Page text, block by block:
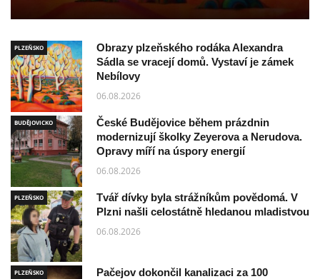
PLZEŇSKO
Obrazy plzeňského rodáka Alexandra
Sádla se vracejí domů. Vystaví je zámek
Nebílovy
06.08.2026
BUDĚJOVICKO
České Budějovice během prázdnin
modernizují školky Zeyerova a Nerudova.
Opravy míří na úspory energií
06.08.2026
PLZEŇSKO
Tvář dívky byla strážníkům povědomá. V
Plzni našli celostátně hledanou mladistvou
06.08.2026
PLZEŇSKO
Pačejov dokončil kanalizaci za 100